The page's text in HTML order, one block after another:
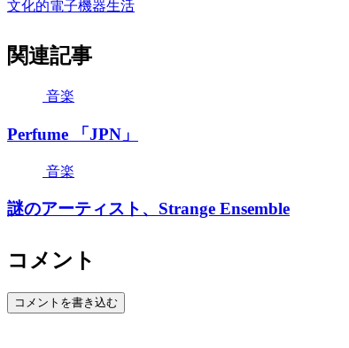
文化的電子機器生活
関連記事
音楽
Perfume 「JPN」
音楽
謎のアーティスト、Strange Ensemble
コメント
コメントを書き込む